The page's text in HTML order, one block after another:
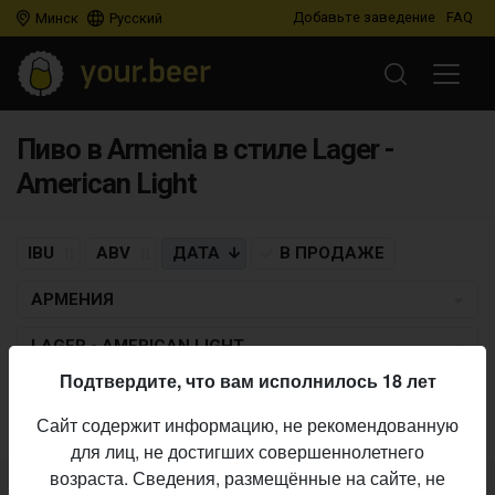
Минск Русский Добавьте заведение FAQ
Пиво в Armenia в стиле Lager -
American Light
IBU ABV ДАТА В ПРОДАЖЕ
АРМЕНИЯ
LAGER - AMERICAN LIGHT
Пиво по заданным критериям не найдено
Подтвердите, что вам исполнилось 18 лет
Сайт содержит информацию, не рекомендованную
для лиц, не достигших совершеннолетнего
возраста. Сведения, размещённые на сайте, не